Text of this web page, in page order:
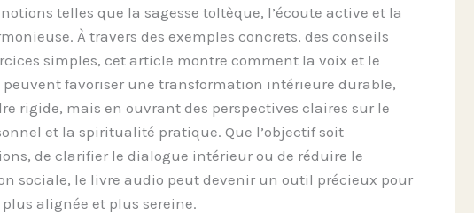
telles que la sagesse toltèque, l’écoute active et la
À travers des exemples concrets, des conseils
simples, cet article montre comment la voix et le
favoriser une transformation intérieure durable,
rigide, mais en ouvrant des perspectives claires sur le
et la spiritualité pratique. Que l’objectif soit
de clarifier le dialogue intérieur ou de réduire le
sociale, le livre audio peut devenir un outil précieux pour
alignée et plus sereine.